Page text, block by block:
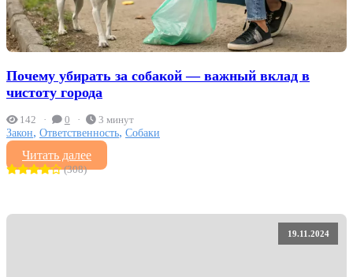
Почему убирать за собакой — важный вклад в
чистоту города
142 0 3 минут
Закон, Ответственность, Собаки
Читать далее
(308)
19.11.2024